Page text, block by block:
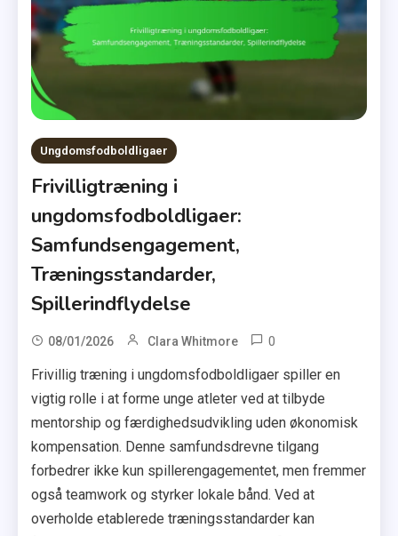
Ungdomsfodboldligaer
Frivilligtræning i
ungdomsfodboldligaer:
Samfundsengagement,
Træningsstandarder,
Spillerindflydelse
08/01/2026 Clara Whitmore 0
Frivillig træning i ungdomsfodboldligaer spiller en
vigtig rolle i at forme unge atleter ved at tilbyde
mentorship og færdighedsudvikling uden økonomisk
kompensation. Denne samfundsdrevne tilgang
forbedrer ikke kun spillerengagementet, men fremmer
også teamwork og styrker lokale bånd. Ved at
overholde etablerede træningsstandarder kan